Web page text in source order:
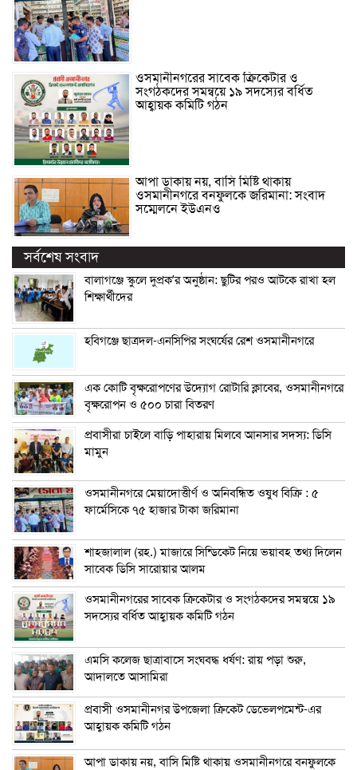
ওসমানীনগরের সাবেক ক্রিকেটার ও
সংগঠকদের সমন্বয়ে ১৯ সদস্যের বর্ধিত
আহ্বায়ক কমিটি গঠন
আপা ডাকায় নয়, বাসি মিষ্টি থাকায়
ওসমানীনগরে বনফুলকে জরিমানা: সংবাদ
সম্মেলনে ইউএনও
সর্বশেষ সংবাদ
বালাগঞ্জে স্কুলে দুপ্রক’র অনুষ্ঠান: ছুটির পরও আটকে রাখা হল
শিক্ষার্থীদের
হবিগঞ্জে ছাত্রদল-এনসিপির সংঘর্ষের রেশ ওসমানীনগরে
এক কোটি বৃক্ষরোপণের উদ্যোগ রোটারি ক্লাবের, ওসমানীনগরে
বৃক্ষরোপন ও ৫০০ চারা বিতরণ
প্রবাসীরা চাইলে বাড়ি পাহারায় মিলবে আনসার সদস্য: ডিসি
মামুন
ওসমানীনগরে মেয়াদোত্তীর্ণ ও অনিবন্ধিত ওষুধ বিক্রি : ৫
ফার্মেসিকে ৭৫ হাজার টাকা জরিমানা
শাহজালাল (রহ.) মাজারে সিন্ডিকেট নিয়ে ভয়াবহ তথ্য দিলেন
সাবেক ডিসি সারোয়ার আলম
ওসমানীনগরের সাবেক ক্রিকেটার ও সংগঠকদের সমন্বয়ে ১৯
সদস্যের বর্ধিত আহ্বায়ক কমিটি গঠন
এম‌সি কলেজ ছাত্রাবাসে সংঘবদ্ধ ধর্ষণ: রায় পড়া শুরু,
আদালতে আসামিরা
প্রবাসী ওসমানীনগর উপজেলা ক্রিকেট ডেভেলপমেন্ট-এর
আহ্বায়ক কমিটি গঠন
আপা ডাকায় নয়, বাসি মিষ্টি থাকায় ওসমানীনগরে বনফুলকে